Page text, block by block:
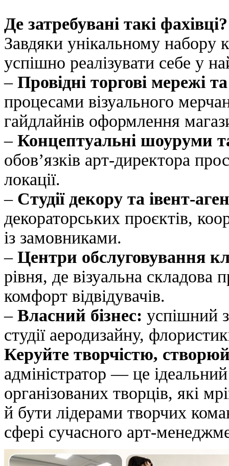
Де затребувані такі фахівці?
Завдяки унікальному набору
успішно реалізувати себе у
– Провідні торгові мережі
процесами візуального
гайдлайнів оформлення
– Концептуальні шоуруми
обов’язків арт-директора
локації.
– Студії декору та івент-
декораторських проєктів,
із замовниками.
– Центри обслуговування
рівня, де візуальна складова
комфорт відвідувачів.
– Власний бізнес: успішний
студії аеродизайну,
Керуйте творчістю,
адміністратор — це
організованих творців, які
й бути лідерами творчих
сфері сучасного арт-